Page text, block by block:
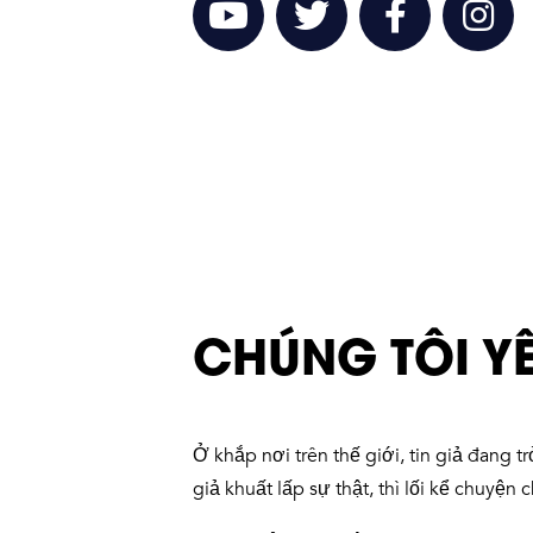
CHÚNG TÔI
Ở khắp nơi trên thế giới, tin giả đang
giả khuất lấp sự thật, thì lối kể chuyện